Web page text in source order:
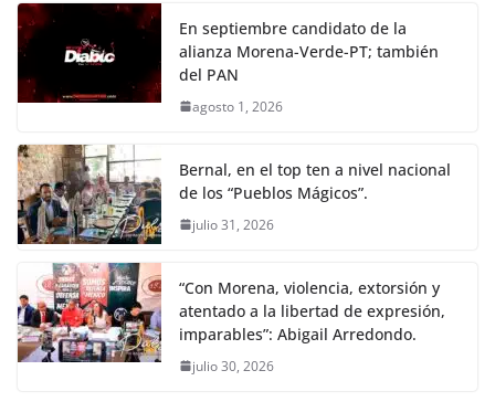
En septiembre candidato de la
alianza Morena-Verde-PT; también
del PAN
agosto 1, 2026
Bernal, en el top ten a nivel nacional
de los “Pueblos Mágicos”.
julio 31, 2026
“Con Morena, violencia, extorsión y
atentado a la libertad de expresión,
imparables”: Abigail Arredondo.
julio 30, 2026